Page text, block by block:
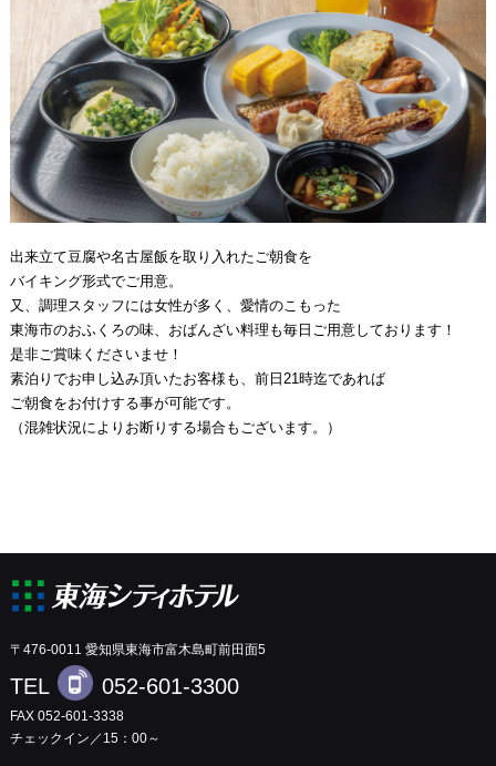
出来立て豆腐や名古屋飯を取り入れたご朝食を
バイキング形式でご用意。
又、調理スタッフには女性が多く、愛情のこもった
東海市のおふくろの味、おばんざい料理も毎日ご用意しております！
是非ご賞味くださいませ！
素泊りでお申し込み頂いたお客様も、前日21時迄であれば
ご朝食をお付けする事が可能です。
（混雑状況によりお断りする場合もございます。）
〒476-0011 愛知県東海市富木島町前田面5
TEL 052-601-3300
FAX 052-601-3338
チェックイン／15：00～